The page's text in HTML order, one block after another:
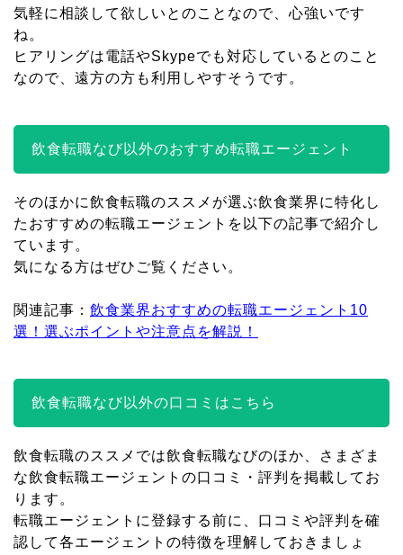
気軽に相談して欲しいとのことなので、心強いです
ね。
ヒアリングは電話やSkypeでも対応しているとのこと
なので、遠方の方も利用しやすそうです。
飲食転職なび以外のおすすめ転職エージェント
そのほかに飲食転職のススメが選ぶ飲食業界に特化し
たおすすめの転職エージェントを以下の記事で紹介し
ています。
気になる方はぜひご覧ください。
関連記事： 飲食業界おすすめの転職エージェント10
選！選ぶポイントや注意点を解説！
飲食転職なび以外の口コミはこちら
飲食転職のススメでは飲食転職なびのほか、さまざま
な飲食転職エージェントの口コミ・評判を掲載してお
ります。
転職エージェントに登録する前に、口コミや評判を確
認して各エージェントの特徴を理解しておきましょ